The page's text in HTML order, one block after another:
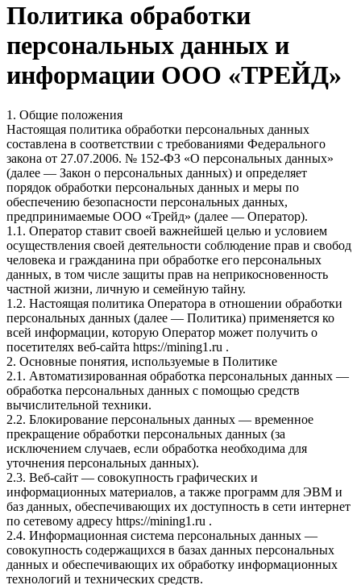
Политика обработки
персональных данных и
информации ООО «ТРЕЙД»
1. Общие положения
Настоящая политика обработки персональных данных
составлена в соответствии с требованиями Федерального
закона от 27.07.2006. № 152-ФЗ «О персональных данных»
(далее — Закон о персональных данных) и определяет
порядок обработки персональных данных и меры по
обеспечению безопасности персональных данных,
предпринимаемые ООО «Трейд» (далее — Оператор).
1.1. Оператор ставит своей важнейшей целью и условием
осуществления своей деятельности соблюдение прав и свобод
человека и гражданина при обработке его персональных
данных, в том числе защиты прав на неприкосновенность
частной жизни, личную и семейную тайну.
1.2. Настоящая политика Оператора в отношении обработки
персональных данных (далее — Политика) применяется ко
всей информации, которую Оператор может получить о
посетителях веб-сайта https://mining1.ru .
2. Основные понятия, используемые в Политике
2.1. Автоматизированная обработка персональных данных —
обработка персональных данных с помощью средств
вычислительной техники.
2.2. Блокирование персональных данных — временное
прекращение обработки персональных данных (за
исключением случаев, если обработка необходима для
уточнения персональных данных).
2.3. Веб-сайт — совокупность графических и
информационных материалов, а также программ для ЭВМ и
баз данных, обеспечивающих их доступность в сети интернет
по сетевому адресу https://mining1.ru .
2.4. Информационная система персональных данных —
совокупность содержащихся в базах данных персональных
данных и обеспечивающих их обработку информационных
технологий и технических средств.